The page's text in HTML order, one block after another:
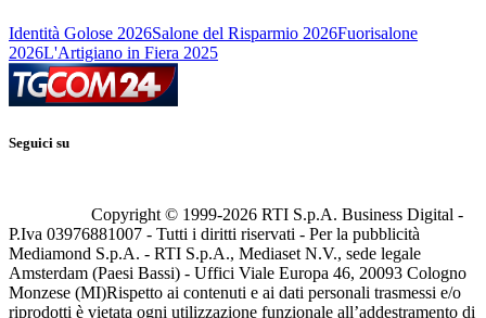
Identità Golose 2026Salone del Risparmio 2026Fuorisalone
2026L'Artigiano in Fiera 2025
Seguici su
Copyright © 1999-2026 RTI S.p.A. Business Digital -
P.Iva 03976881007 - Tutti i diritti riservati - Per la pubblicità
Mediamond S.p.A. - RTI S.p.A., Mediaset N.V., sede legale
Amsterdam (Paesi Bassi) - Uffici Viale Europa 46, 20093 Cologno
Monzese (MI)Rispetto ai contenuti e ai dati personali trasmessi e/o
riprodotti è vietata ogni utilizzazione funzionale all’addestramento di